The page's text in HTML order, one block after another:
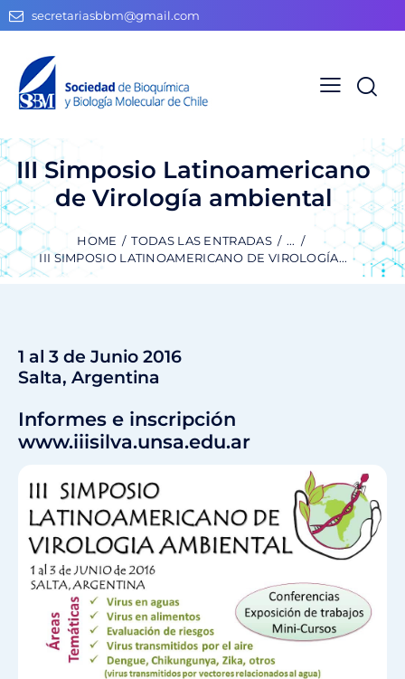
secretariasbbm@gmail.com
III Simposio Latinoamericano
de Virología ambiental
HOME TODAS LAS ENTRADAS
...
III SIMPOSIO LATINOAMERICANO DE VIROLOGÍA...
1 al 3 de Junio 2016
Salta, Argentina
Informes e inscripción
www.iiisilva.unsa.edu.ar